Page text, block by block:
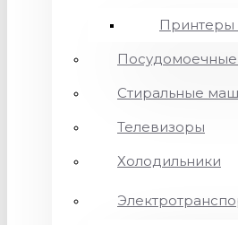
Стиральные
Телевизоры
Холодильники